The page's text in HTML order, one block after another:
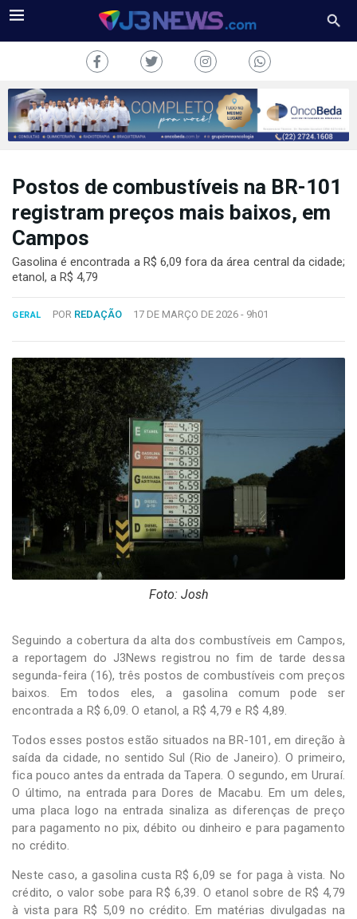
J3NEWS
TV
COLUNAS
2024
Desenvolvido
por
Hesea
Tecnologia
Sistemas
Postos de combustíveis na BR-101
registram preços mais baixos, em
Campos
Gasolina é encontrada a R$ 6,09 fora da área central da cidade;
etanol, a R$ 4,79
GERAL POR REDAÇÃO 17 DE MARÇO DE 2026 - 9h01
Foto: Josh
Seguindo a cobertura da alta dos combustíveis em Campos,
a reportagem do J3News registrou no fim de tarde dessa
segunda-feira (16), três postos de combustíveis com preços
baixos. Em todos eles, a gasolina comum pode ser
encontrada a R$ 6,09. O etanol, a R$ 4,79 e R$ 4,89.
Todos esses postos estão situados na BR-101, em direção à
saída da cidade, no sentido Sul (Rio de Janeiro). O primeiro,
fica pouco antes da entrada da Tapera. O segundo, em Ururaí.
O último, na entrada para Dores de Macabu. Em um deles,
uma placa logo na entrada sinaliza as diferenças de preço
para pagamento no pix, débito ou dinheiro e para pagamento
no crédito.
Neste caso, a gasolina custa R$ 6,09 se for paga à vista. No
crédito, o valor sobe para R$ 6,39. O etanol sobre de R$ 4,79
à vista para R$ 5,09 no crédito. Em matérias divulgadas na